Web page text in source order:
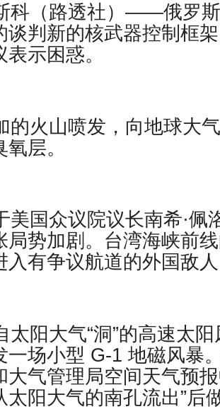
科（路透社）——俄罗
谈判新的核武器控制框
示困惑。
的火山喷发，向地球大
层。
美国众议院议长南希·
局势加剧。台湾海峡前
入有争议航道的外国敌人
太阳大气“洞”的高速太
一场小型 G-1 地磁风暴
大气管理局空间天气预
太阳大气的南孔流出”后